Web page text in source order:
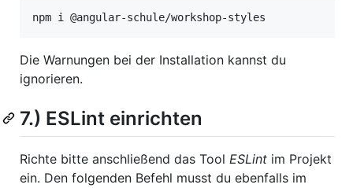
npm i @angular-schule/workshop-styles
Die Warnungen bei der Installation kannst du
ignorieren.
7.) ESLint einrichten
Richte bitte anschließend das Tool ESLint im Projekt
ein. Den folgenden Befehl musst du ebenfalls im